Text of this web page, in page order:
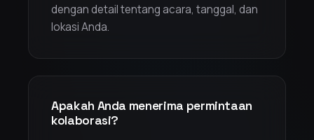
dengan detail tentang acara, tanggal, dan
lokasi Anda.
Apakah Anda menerima permintaan
kolaborasi?